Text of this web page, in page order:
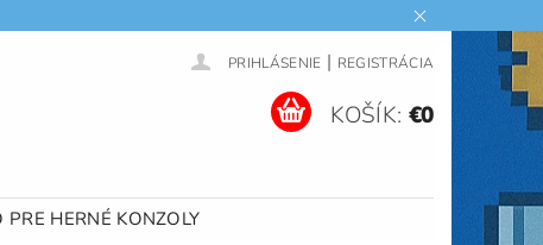
PRIHLÁSENIE | REGISTRÁCIA
KOŠÍK: €0
PRE HERNÉ KONZOLY